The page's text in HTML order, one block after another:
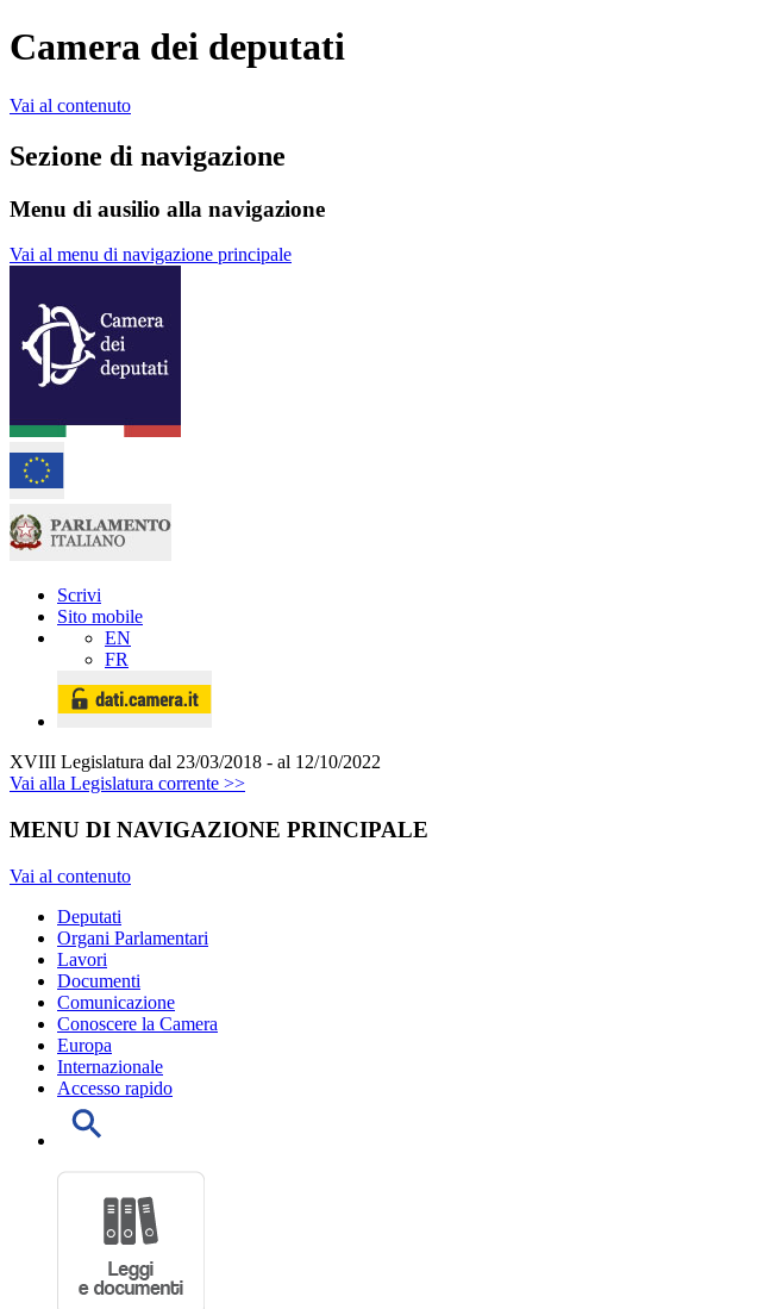
Camera dei deputati
Vai al contenuto
Sezione di navigazione
Menu di ausilio alla navigazione
Vai al menu di navigazione principale
Scrivi
Sito mobile
EN
FR
XVIII Legislatura dal 23/03/2018 - al 12/10/2022
Vai alla Legislatura corrente >>
MENU DI NAVIGAZIONE PRINCIPALE
Vai al contenuto
Deputati
Organi Parlamentari
Lavori
Documenti
Comunicazione
Conoscere la Camera
Europa
Internazionale
Accesso rapido